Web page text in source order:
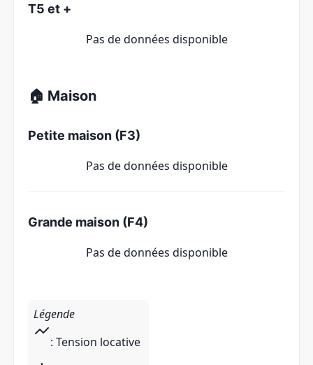
T5 et +
Pas de données disponible
🏠 Maison
Petite maison (F3)
Pas de données disponible
Grande maison (F4)
Pas de données disponible
Légende
: Tension locative